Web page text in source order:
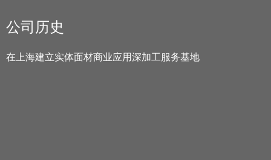
公司历史
在上海正式成立
在上海建立实体面材商业应用深加工服务基地